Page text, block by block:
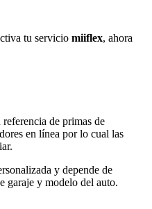
tu servicio miiflex, ahora
de primas de
en línea por lo cual las
y depende de
garaje y modelo del auto.